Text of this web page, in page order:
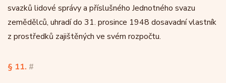
svazků lidové správy a příslušného Jednotného svazu
zemědělců, uhradí do 31. prosince 1948 dosavadní vlastník
z prostředků zajištěných ve svém rozpočtu.
§ 11. #